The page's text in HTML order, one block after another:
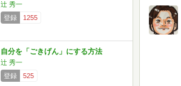
辻 秀一
登録
1255
自分を「ごきげん」にする方法
辻 秀一
登録
525